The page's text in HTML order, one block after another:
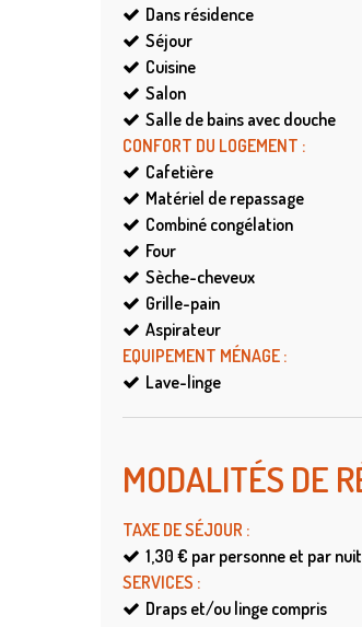
Dans résidence
Séjour
Cuisine
Salon
Salle de bains avec douche
CONFORT DU LOGEMENT :
Cafetière
Matériel de repassage
Combiné congélation
Four
Sèche-cheveux
Grille-pain
Aspirateur
EQUIPEMENT MÉNAGE :
Lave-linge
MODALITÉS DE
TAXE DE SÉJOUR :
1,30 € par personne et par nuit
SERVICES :
Draps et/ou linge compris